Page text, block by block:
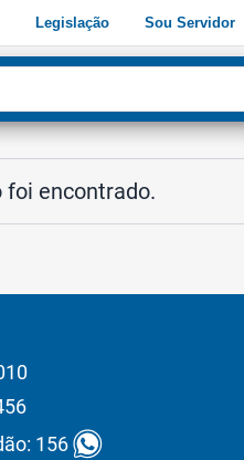
Legislação Sou Servidor
foi encontrado.
156